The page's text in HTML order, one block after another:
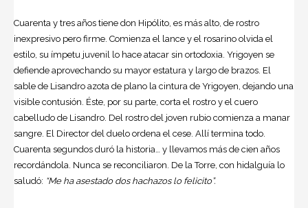
Cuarenta y tres años tiene don Hipólito, es más alto, de rostro
inexpresivo pero firme. Comienza el lance y el rosarino olvida el
estilo, su ímpetu juvenil lo hace atacar sin ortodoxia. Yrigoyen se
defiende aprovechando su mayor estatura y largo de brazos. El
sable de Lisandro azota de plano la cintura de Yrigoyen, dejando una
visible contusión. Éste, por su parte, corta el rostro y el cuero
cabelludo de Lisandro. Del rostro del joven rubio comienza a manar
sangre. El Director del duelo ordena el cese. Allí termina todo.
Cuarenta segundos duró la historia… y llevamos más de cien años
recordándola. Nunca se reconciliaron. De la Torre, con hidalguía lo
saludó: “Me ha asestado dos hachazos lo felicito”.